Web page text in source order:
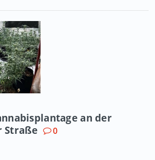
an der
Straße
0